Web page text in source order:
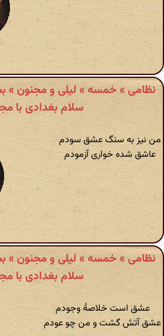
سلام بغدادی با
من نیز به سنگ عشق سودم
عاشق شده خواری آزمودم
سلام بغدادی با
عشق است خلاصهٔ وجودم
عشق آتش گشت و من چو عودم